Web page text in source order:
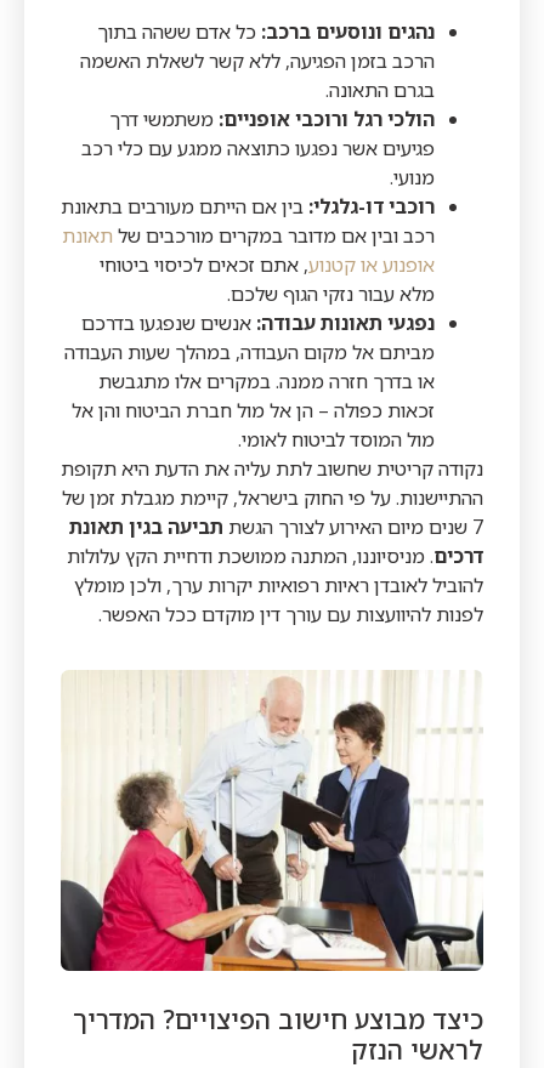
נהגים ונוסעים ברכב: כל אדם ששהה בתוך
הרכב בזמן הפגיעה, ללא קשר לשאלת האשמה
בגרם התאונה.
הולכי רגל ורוכבי אופניים: משתמשי דרך
פגיעים אשר נפגעו כתוצאה ממגע עם כלי רכב
מנועי.
רוכבי דו-גלגלי: בין אם הייתם מעורבים בתאונת
רכב ובין אם מדובר במקרים מורכבים של תאונת
אופנוע או קטנוע, אתם זכאים לכיסוי ביטוחי
מלא עבור נזקי הגוף שלכם.
נפגעי תאונות עבודה: אנשים שנפגעו בדרכם
מביתם אל מקום העבודה, במהלך שעות העבודה
או בדרך חזרה ממנה. במקרים אלו מתגבשת
זכאות כפולה – הן אל מול חברת הביטוח והן אל
מול המוסד לביטוח לאומי.
נקודה קריטית שחשוב לתת עליה את הדעת היא תקופת
ההתיישנות. על פי החוק בישראל, קיימת מגבלת זמן של
7 שנים מיום האירוע לצורך הגשת
תביעה בגין תאונת
דרכים. מניסיוננו, המתנה ממושכת ודחיית הקץ עלולות
להוביל לאובדן ראיות רפואיות יקרות ערך, ולכן מומלץ
לפנות להיוועצות עם עורך דין מוקדם ככל האפשר.
כיצד מבוצע חישוב הפיצויים? המדריך
לראשי הנזק